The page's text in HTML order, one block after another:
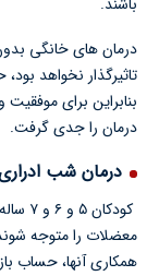
باشند.
درمان های خانگی
تاثیرگذار نخواهد
بنابراین برای
درمان را جدی گرفت.
درمان شب ادراری در
معضلات را متوجه
همکاری آنها، حساب